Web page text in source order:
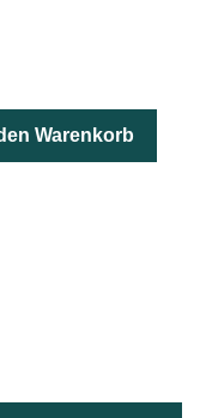
Wert ein oder benutze
Warenkorb